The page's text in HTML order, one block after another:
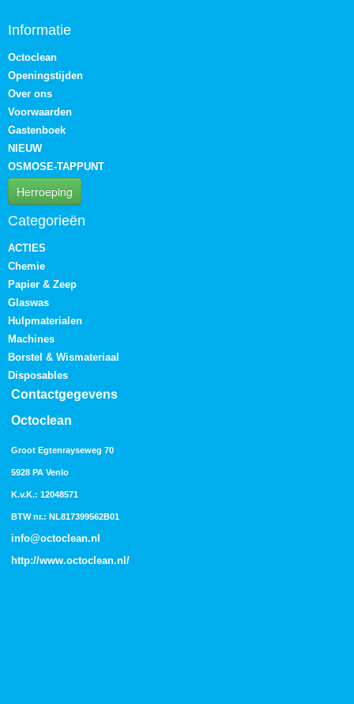
Informatie
Octoclean
Openingstijden
Over ons
Voorwaarden
Gastenboek
NIEUW
OSMOSE-TAPPUNT
Herroeping
Categorieën
ACTIES
Chemie
Papier & Zeep
Glaswas
Hulpmaterialen
Machines
Borstel & Wismateriaal
Disposables
Contactgegevens
Octoclean
Groot Egtenrayseweg 70
5928 PA Venlo
K.v.K.: 12048571
BTW nr.: NL817399562B01
info@octoclean.nl
http://www.octoclean.nl /